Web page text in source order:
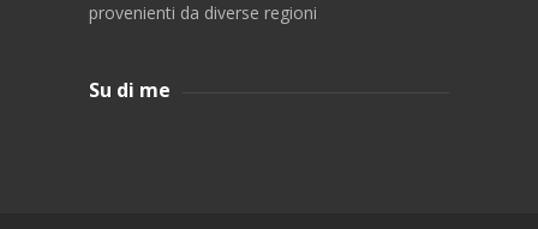
provenienti da diverse regioni
Su di me